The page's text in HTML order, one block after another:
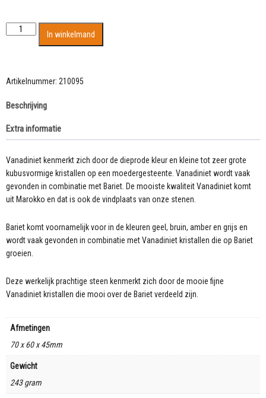
Prachtige
Vanadiniet
een
van
Bariet
243
gram
aantal
In winkelmand
Artikelnummer: 210095
Beschrijving
Extra informatie
Vanadiniet kenmerkt zich door de dieprode kleur en kleine tot zeer grote
kubusvormige kristallen op een moedergesteente. Vanadiniet wordt vaak
gevonden in combinatie met Bariet. De mooiste kwaliteit Vanadiniet komt
uit Marokko en dat is ook de vindplaats van onze stenen.
Bariet komt voornamelijk voor in de kleuren geel, bruin, amber en grijs en
wordt vaak gevonden in combinatie met Vanadiniet kristallen die op Bariet
groeien.
Deze werkelijk prachtige steen kenmerkt zich door de mooie fijne
Vanadiniet kristallen die mooi over de Bariet verdeeld zijn.
Afmetingen
70 x 60 x 45mm
Gewicht
243 gram